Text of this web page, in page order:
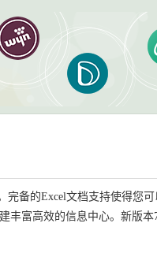
完备的Excel文档支持使得您
富高效的信息中心。新版本